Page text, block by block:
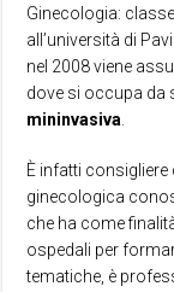
Ginecologia:
all’università di
nel 2008 viene
dove si occupa da
mininvasiva
È infatti
ginecologica
che ha come
ospedali per
tematiche, è